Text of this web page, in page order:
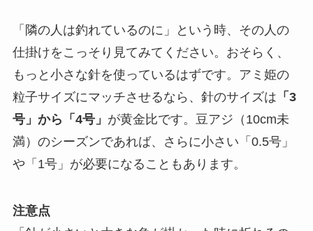
「隣の人は釣れているのに」という時、その人の
仕掛けをこっそり見てみてください。おそらく、
もっと小さな針を使っているはずです。アミ姫の
粒子サイズにマッチさせるなら、針のサイズは 「3
号」から「4号」 が黄金比です。豆アジ（10cm未
満）のシーズンであれば、さらに小さい「0.5号」
や「1号」が必要になることもあります。
注意点